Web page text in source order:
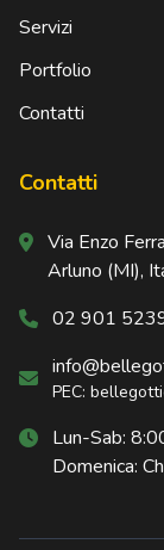
Servizi
Portfolio
Contatti
Contatti
Via Enzo
Arluno (MI),
02 901
PEC:
Lun-Sab:
Domenica: